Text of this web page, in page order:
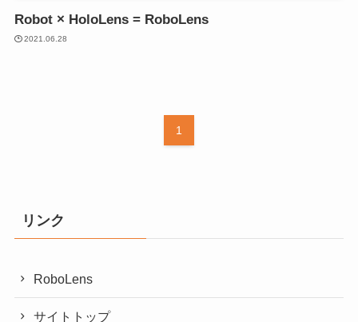
Robot × HoloLens = RoboLens
2021.06.28
1
リンク
RoboLens
サイトトップ